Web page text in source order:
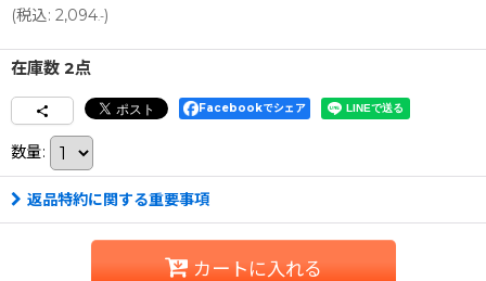
(税込: 2,094.-)
在庫数 2点
Facebookでシェア
数量:
返品特約に関する重要事項
カートに入れる